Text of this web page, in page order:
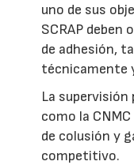
uno de sus
SCRAP
de adhesión,
técnicamente
La supervisión
como la
de colusión y
competitivo.